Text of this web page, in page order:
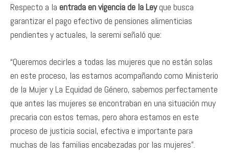
Respecto a la entrada en vigencia de la Leyque busca
garantizar el pago efectivo de pensiones alimenticias
pendientes y actuales, la seremi señaló que:
“Queremos decirles a todas las mujeres que no están solas
en este proceso, las estamos acompañando como Ministerio
de la Mujer y La Equidad de Género, sabemos perfectamente
que antes las mujeres se encontraban en una situación muy
precaria con estos temas, pero ahora estamos en este
proceso de justicia social, efectiva e importante para
muchas de las familias encabezadas por las mujeres”.